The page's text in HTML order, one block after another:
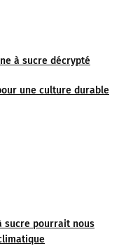
à sucre décrypté
une culture durable
sucre pourrait nous